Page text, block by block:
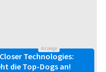
Anzeige
Technologies:
die Top-Dogs an!